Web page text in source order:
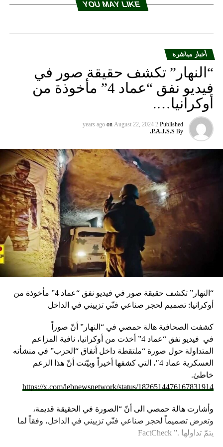
YOU MAY LIKE
أخبار مباشرة
“النهار” تكشف حقيقة صور في
فيديو نفق “عماد 4” مأخوذة من
أوكرانيا….
Published
2 years ago
on August 22, 2024
By
P.A.J.S.S.
“النهار” تكشف حقيقة صور في فيديو نفق “عماد 4” مأخوذة من
أوكرانيا: تصميم لحجر صناعي فنّي تزييني في الداخل
كشفت الصحافية هالة حمصي في “النهار” أنّ صوراً
في فيديو
نفق “عماد 4” أخذت من أوكرانيا، نافية المزاعم
المتداولة حول صورة “ملتقطة داخل أنفاق “الحزب” في منشأته
العسكرية عماد 4″، التي كشفها أخيراً وبيّنت أنّ هذا الزعم
خاطئ.
https://x.com/lebnewsnetwork/status/1826514476167831914
وأشارت هالة حمصي الى أنّ “الصورة في الحقيقة قديمة،
وتعرض تصميماً لحجر صناعي فنّي تزييني في الداخل، وفقاً لما
يتمّ تداولها .” FactCheck